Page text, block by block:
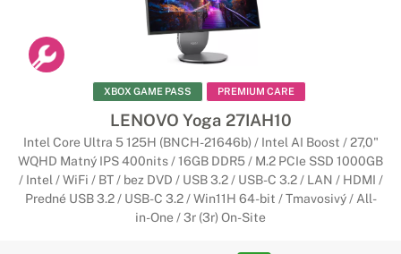
Počítače Lenovo ThinkCentre All-in-
One
Skvelé pre Váš pracovný stôl
Ak hľadáte počítač do kancelárie, ThinkCentre v prevedení
All-in-One sú tá správna voľba. Vďaka inteligentné dizajnu
šetria miesto na Vašom pracovnom stole, no zároveň sú
dostatočne výkonné na zvládnutie každodenných úloh.
XBOX GAME PASS PREMIUM CARE
LENOVO Yoga 27IAH10
Intel Core Ultra 5 125H (BNCH-21646b) / Intel AI Boost / 27,0"
WQHD Matný IPS 400nits / 16GB DDR5 / M.2 PCIe SSD 1000GB
/ Intel / WiFi / BT / bez DVD / USB 3.2 / USB-C 3.2 / LAN / HDMI /
Predné USB 3.2 / USB-C 3.2 / Win11H 64-bit / Tmavosivý / All-
in-One / 3r (3r) On-Site